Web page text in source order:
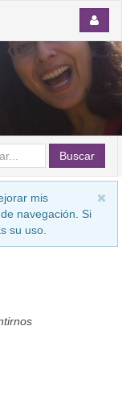
Buscar
mis
navegación. Si
su uso.